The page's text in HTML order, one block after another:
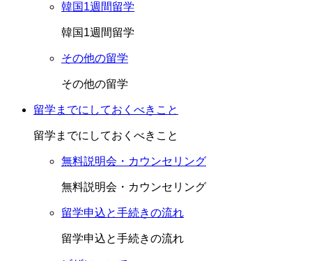
韓国1週間留学
韓国1週間留学
その他の留学
その他の留学
留学までにしておくべきこと
留学までにしておくべきこと
無料説明会・カウンセリング
無料説明会・カウンセリング
留学申込と手続きの流れ
留学申込と手続きの流れ